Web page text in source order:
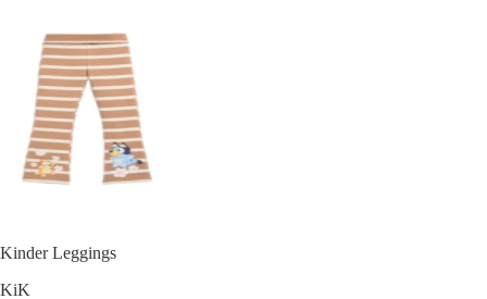
Kinder Leggings
KiK